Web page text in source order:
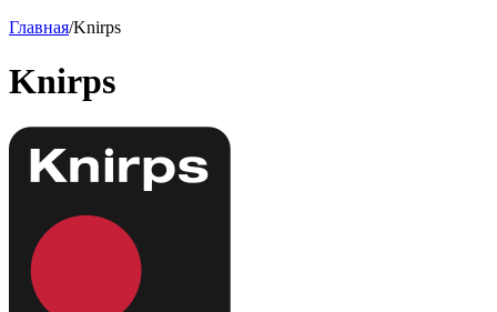
Главная/Knirps
Knirps